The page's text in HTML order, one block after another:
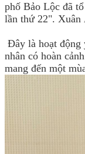
phố Bảo Lộc đã
lần thứ 22". Xuân
Đây là hoạt động
nhân có hoàn
mang đến một